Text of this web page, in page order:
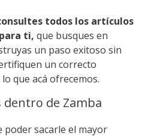
todos los artículos
ti, que busques en
un paso exitoso sin
un correcto
que acá ofrecemos.
dentro de Zamba
poder sacarle el mayor